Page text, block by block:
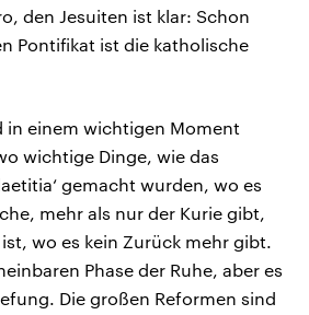
den Jesuiten ist klar: Schon
Pontifikat ist die katholische
in einem wichtigen Moment
wichtige Dinge, wie das
gemacht wurden, wo es
mehr als nur der Kurie gibt,
wo es kein Zurück mehr gibt.
Phase der Ruhe, aber es
Die großen Reformen sind